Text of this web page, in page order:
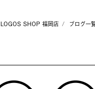
LOGOS SHOP 福岡店 ブログ一